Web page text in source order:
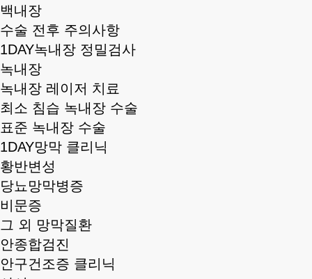
백내장
수술 전후 주의사항
1DAY녹내장 정밀검사
녹내장
녹내장 레이저 치료
최소 침습 녹내장 수술
표준 녹내장 수술
1DAY망막 클리닉
황반변성
당뇨망막병증
비문증
그 외 망막질환
안종합검진
안구건조증 클리닉